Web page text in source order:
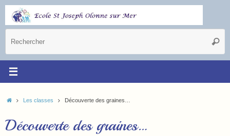
Les classes Découverte des graines…
Découverte des graines…